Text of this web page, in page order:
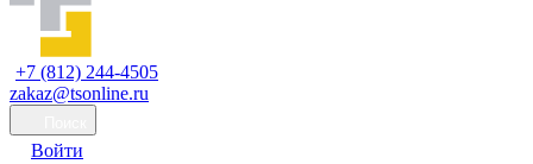
+7 (812) 244-4505
zakaz@tsonline.ru
Войти